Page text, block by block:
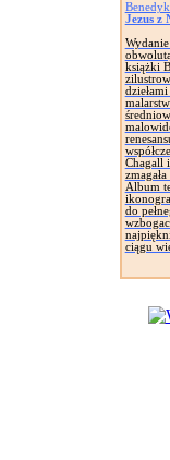
Jezus z
książki
Chagall
Album
do
ciągu